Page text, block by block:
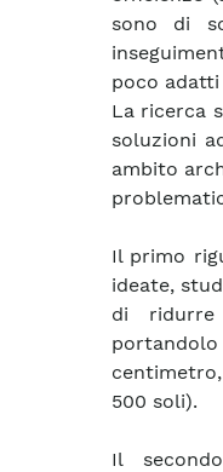
sono di
poco
La ricerca
soluzioni
ambito
Il primo
ideate,
di ridurre
500 soli).
Il